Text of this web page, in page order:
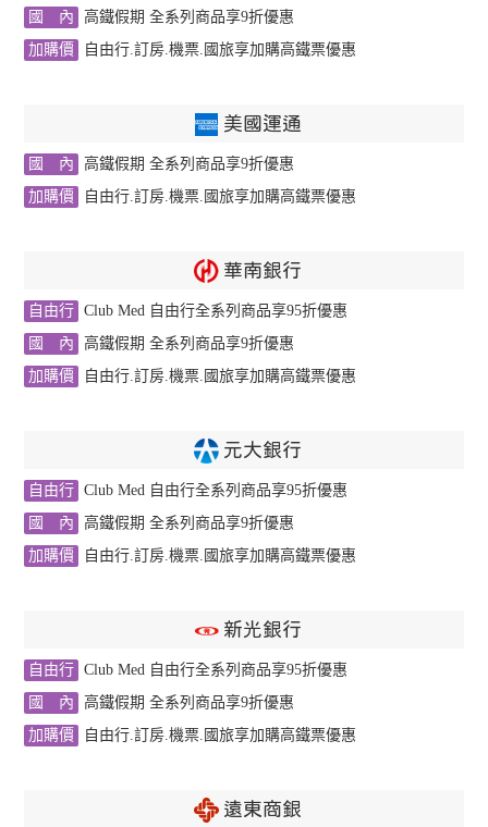
國 內
高鐵假期 全系列商品享9折優惠
加購價
自由行.訂房.機票.國旅享加購高鐵票優惠
美國運通
國 內
高鐵假期 全系列商品享9折優惠
加購價
自由行.訂房.機票.國旅享加購高鐵票優惠
華南銀行
自由行
Club Med 自由行全系列商品享95折優惠
國 內
高鐵假期 全系列商品享9折優惠
加購價
自由行.訂房.機票.國旅享加購高鐵票優惠
元大銀行
自由行
Club Med 自由行全系列商品享95折優惠
國 內
高鐵假期 全系列商品享9折優惠
加購價
自由行.訂房.機票.國旅享加購高鐵票優惠
新光銀行
自由行
Club Med 自由行全系列商品享95折優惠
國 內
高鐵假期 全系列商品享9折優惠
加購價
自由行.訂房.機票.國旅享加購高鐵票優惠
遠東商銀